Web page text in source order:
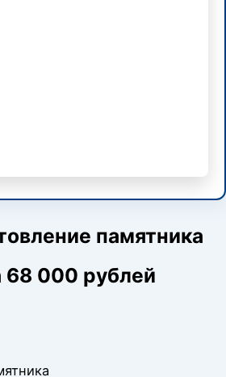
памятника
68 000 рублей